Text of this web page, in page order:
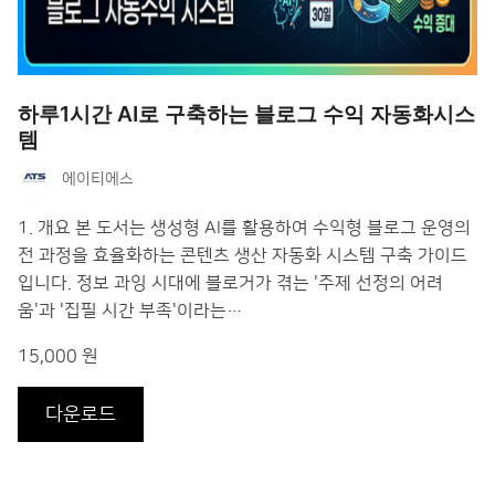
하루1시간 AI로 구축하는 블로그 수익 자동화시스
템
에이티에스
1. 개요 본 도서는 생성형 AI를 활용하여 수익형 블로그 운영의
전 과정을 효율화하는 콘텐츠 생산 자동화 시스템 구축 가이드
입니다. 정보 과잉 시대에 블로거가 겪는 '주제 선정의 어려
움'과 '집필 시간 부족'이라는…
15,000 원
다운로드